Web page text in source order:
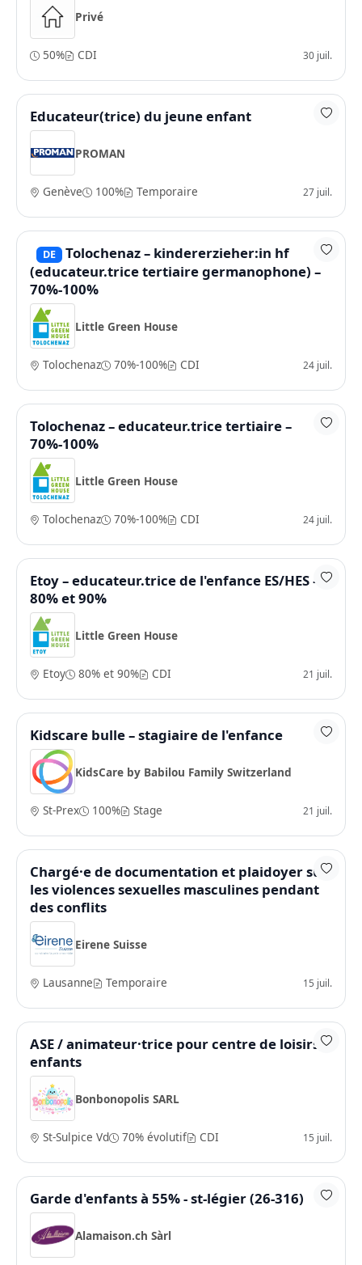
Privé
50% CDI 30 juil.
Educateur(trice) du jeune enfant
PROMAN
Genève 100% Temporaire 27 juil.
DE
Tolochenaz – kindererzieher:in hf
(educateur.trice tertiaire germanophone) –
70%-100%
Little Green House
Tolochenaz 70%-100% CDI 24 juil.
Tolochenaz – educateur.trice tertiaire –
70%-100%
Little Green House
Tolochenaz 70%-100% CDI 24 juil.
Etoy – educateur.trice de l'enfance ES/HES –
80% et 90%
Little Green House
Etoy 80% et 90% CDI 21 juil.
Kidscare bulle – stagiaire de l'enfance
KidsCare by Babilou Family Switzerland
St-Prex 100% Stage 21 juil.
Chargé·e de documentation et plaidoyer sur
les violences sexuelles masculines pendant
des conflits
Eirene Suisse
Lausanne Temporaire 15 juil.
ASE / animateur·trice pour centre de loisirs
enfants
Bonbonopolis SARL
St-Sulpice Vd 70% évolutif CDI 15 juil.
Garde d'enfants à 55% - st-légier (26-316)
Alamaison.ch Sàrl